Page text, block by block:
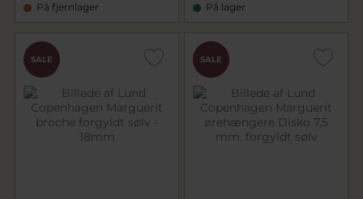
På fjernlager På lager
SALE
PRIS
SALE